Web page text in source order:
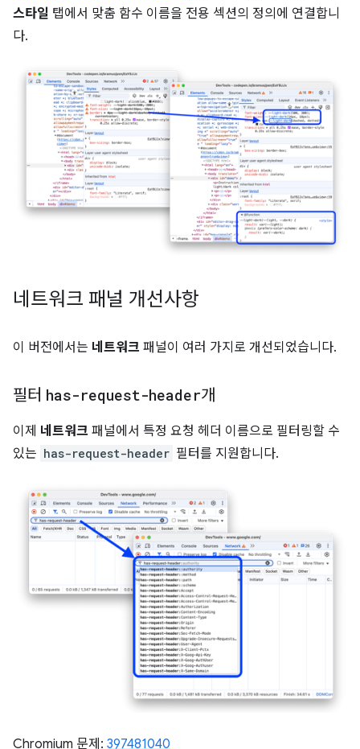
스타일 탭에서 맞춤 함수 이름을 전용 섹션의 정의에 연결합니
다.
네트워크 패널 개선사항
이 버전에서는 네트워크 패널이 여러 가지로 개선되었습니다.
필터 has-request-header개
이제 네트워크 패널에서 특정 요청 헤더 이름으로 필터링할 수
있는 has-request-header 필터를 지원합니다.
Chromium 문제: 397481040